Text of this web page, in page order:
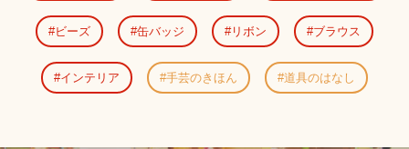
ビーズ 缶バッジ リボン ブラウス
インテリア 手芸のきほん 道具のはなし